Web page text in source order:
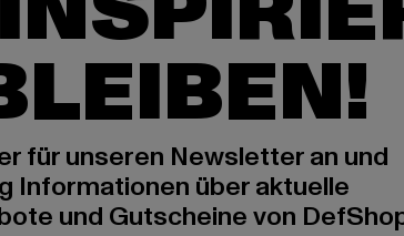
für unseren Newsletter an und
Informationen über aktuelle
und Gutscheine von